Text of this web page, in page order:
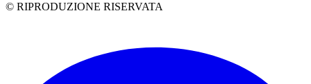
© RIPRODUZIONE RISERVATA